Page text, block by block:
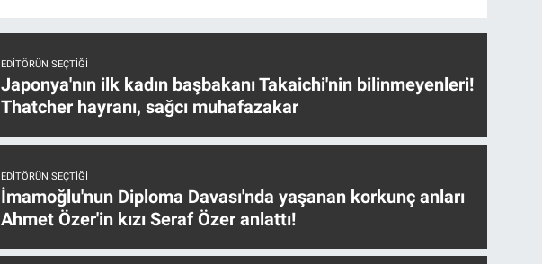
EDITÖRÜN SEÇTIĞI
Japonya'nın ilk kadın başbakanı Takaichi'nin bilinmeyenleri!
Thatcher hayranı, sağcı muhafazakar
EDITÖRÜN SEÇTIĞI
İmamoğlu'nun Diploma Davası'nda yaşanan korkunç anları
Ahmet Özer'in kızı Seraf Özer anlattı!